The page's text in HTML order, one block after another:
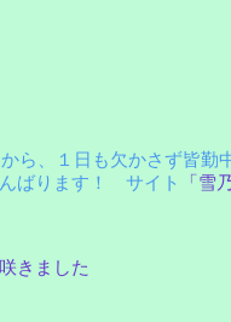
から、１日も欠かさず皆
ばります！ サイト
「雪
きました